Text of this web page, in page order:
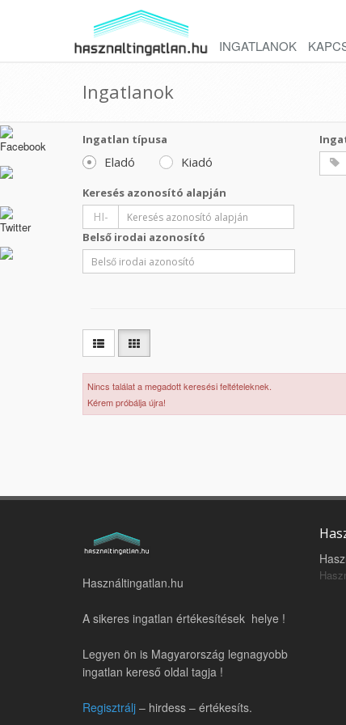
INGATLANOK
Ingatlanok
Ingatlan típusa
Eladó Kiadó
Keresés azonosító alapján
HI-
Belső irodai azonosító
Nincs találat a megadott keresési feltételeknek.
Kérem próbálja újra!
Használtingatlan.hu
A sikeres ingatlan értékesítések helye !
Legyen ön is Magyarország legnagyobb
ingatlan kereső oldal tagja !
Regisztrálj – hirdess – értékesíts.